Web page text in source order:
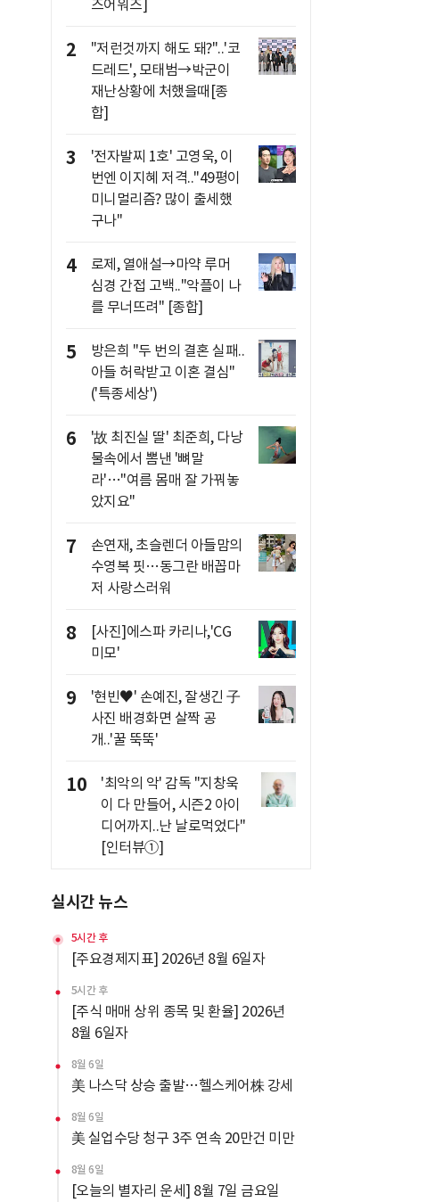
즈어워즈]
2
"저런것까지 해도 돼?"..'코
드레드', 모태범→박군이
재난상황에 처했을때[종
합]
3
'전자발찌 1호' 고영욱, 이
번엔 이지혜 저격.."49평이
미니멀리즘? 많이 출세했
구나"
4
로제, 열애설→마약 루머
심경 간접 고백.."악플이 나
를 무너뜨려" [종합]
5
방은희 "두 번의 결혼 실패..
아들 허락받고 이혼 결심"
('특종세상')
6
'故 최진실 딸' 최준희, 다낭
물속에서 뽐낸 '뼈말
라'…"여름 몸매 잘 가꿔놓
았지요"
7
손연재, 초슬렌더 아들맘의
수영복 핏…동그란 배꼽마
저 사랑스러워
8
[사진]에스파 카리나,'CG
미모'
9
'현빈♥' 손예진, 잘생긴 子
사진 배경화면 살짝 공
개..'꿀 뚝뚝'
10
'최악의 악' 감독 "지창욱
이 다 만들어, 시즌2 아이
디어까지..난 날로먹었다"
[인터뷰①]
실시간 뉴스
5시간 후
[주요경제지표] 2026년 8월 6일자
5시간 후
[주식 매매 상위 종목 및 환율] 2026년
8월 6일자
8월 6일
美 나스닥 상승 출발…헬스케어株 강세
8월 6일
美 실업수당 청구 3주 연속 20만건 미만
8월 6일
[오늘의 별자리 운세] 8월 7일 금요일